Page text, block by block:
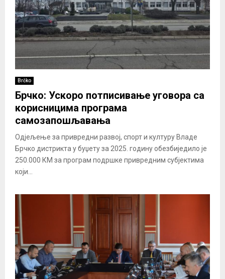
Brčko
Брчко: Ускоро потписивање уговора са
корисницима програма
самозапошљавања
Одјељење за привредни развој, спорт и културу Владе
Брчко дистрикта у буџету за 2025. годину обезбиједило је
250.000 КМ за програм подршке привредним субјектима
који...